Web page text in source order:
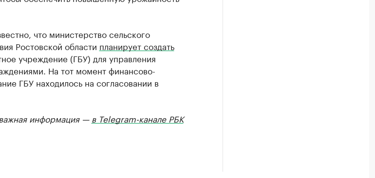
что министерство сельского
Ростовской области планирует создать
учреждение (ГБУ) для управления
На тот момент финансово-
ГБУ находилось на согласовании в
информация — в Telegram-канале РБК